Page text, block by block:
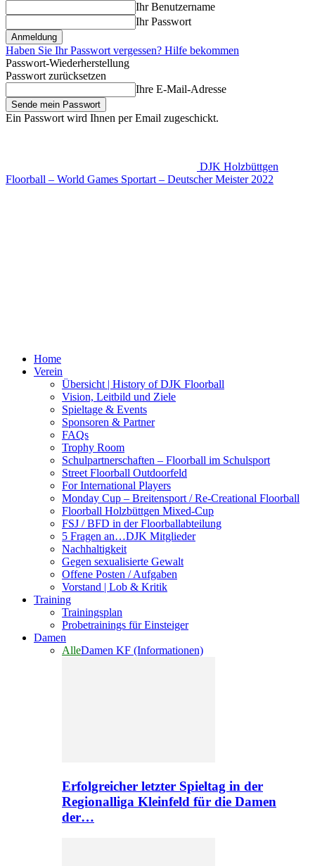
Ihr Benutzername
Ihr Passwort
Haben Sie Ihr Passwort vergessen? Hilfe bekommen
Passwort-Wiederherstellung
Passwort zurücksetzen
Ihre E-Mail-Adresse
Ein Passwort wird Ihnen per Email zugeschickt.
DJK Holzbüttgen
Floorball – World Games Sportart – Deutscher Meister 2022
Home
Verein
Übersicht | History of DJK Floorball
Vision, Leitbild und Ziele
Spieltage & Events
Sponsoren & Partner
FAQs
Trophy Room
Schulpartnerschaften – Floorball im Schulsport
Street Floorball Outdoorfeld
For International Players
Monday Cup – Breitensport / Re-Creational Floorball
Floorball Holzbüttgen Mixed-Cup
FSJ / BFD in der Floorballabteilung
5 Fragen an…DJK Mitglieder
Nachhaltigkeit
Gegen sexualisierte Gewalt
Offene Posten / Aufgaben
Vorstand | Lob & Kritik
Training
Trainingsplan
Probetrainings für Einsteiger
Damen
AlleDamen KF (Informationen)
Erfolgreicher letzter Spieltag in der
Regionalliga Kleinfeld für die Damen
der…